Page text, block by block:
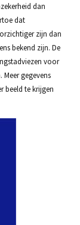
dan
dat
zijn dan
bekend zijn. De
voor
gegevens
beeld te krijgen